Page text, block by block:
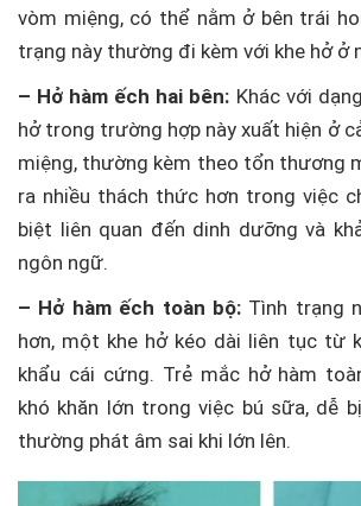
vòm miệng, có thể nằm ở bên trái
trạng này thường đi kèm với khe hở ở
– Hở hàm ếch hai bên: Khác với
hở trong trường hợp này xuất hiện ở
miệng, thường kèm theo tổn thương
ra nhiều thách thức hơn trong việc
biệt liên quan đến dinh dưỡng và
ngôn ngữ.
– Hở hàm ếch toàn bộ: Tình trạng
hơn, một khe hở kéo dài liên tục từ
khẩu cái cứng. Trẻ mắc hở hàm
khó khăn lớn trong việc bú sữa, dễ
thường phát âm sai khi lớn lên.